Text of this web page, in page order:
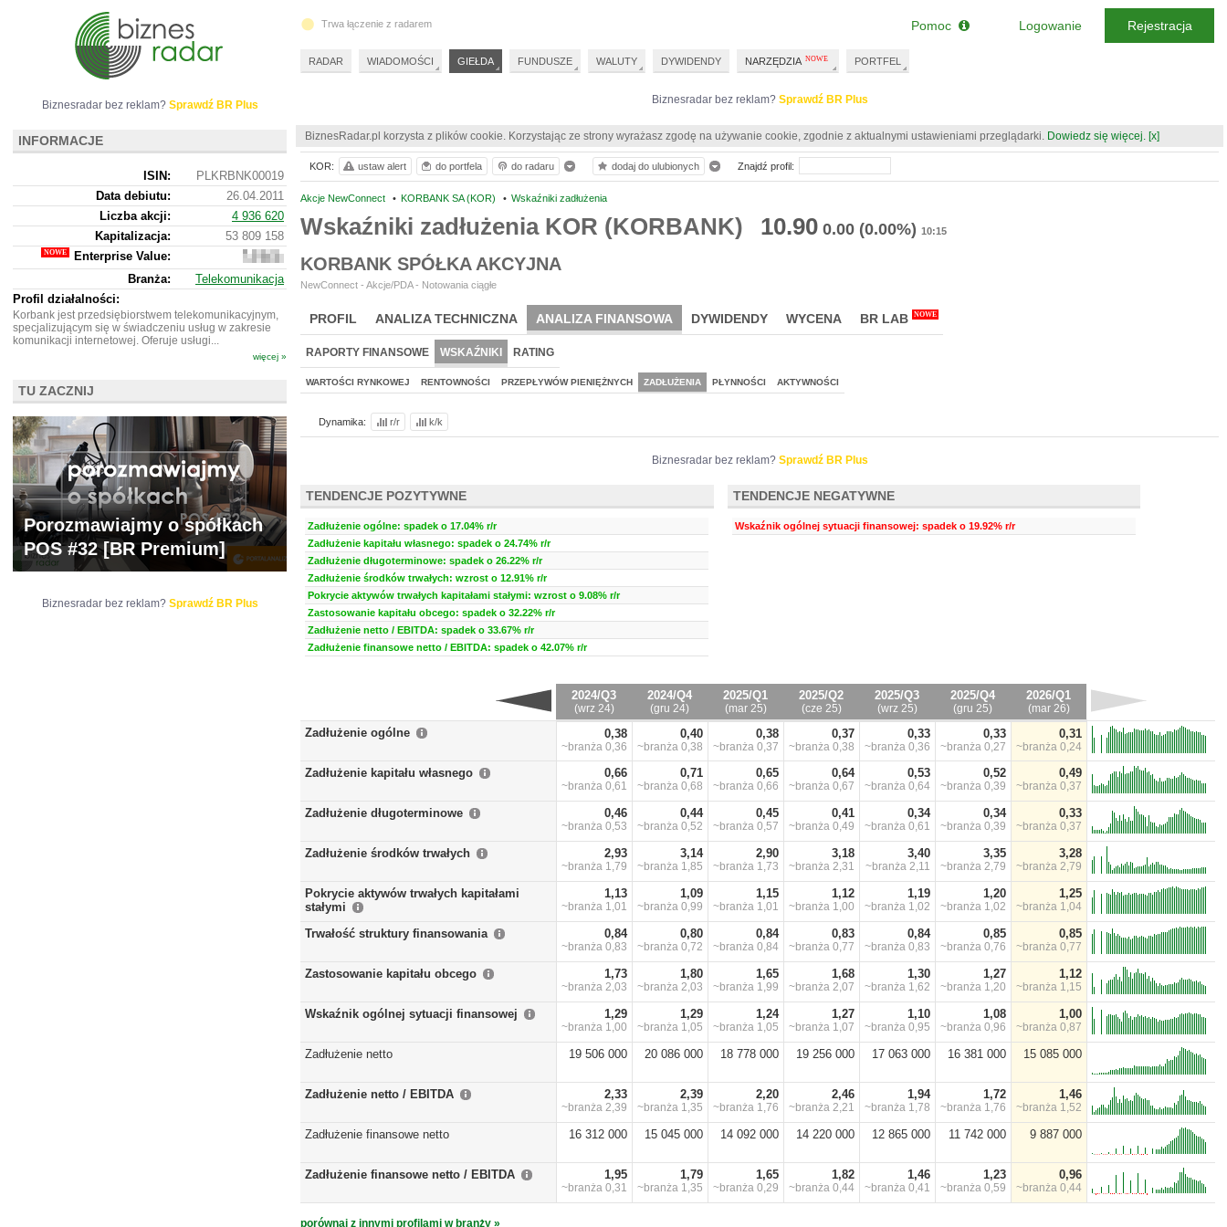
Biznesradar bez reklam? Sprawdź BR Plus
BiznesRadar.pl korzysta z plików cookie. Korzystając ze strony wyrażasz zgodę na używanie cookie, zgodnie z aktualnymi ustawieniami przeglądarki. Dowiedz się więcej. [x]
Akcje NewConnect • KORBANK SA (KOR) • Wskaźniki zadłużenia
Wskaźniki zadłużenia KOR (KORBANK) 10.90 0.00 (0.00%) 10:15
KORBANK SPÓŁKA AKCYJNA
NewConnect - Akcje/PDA - Notowania ciągłe
PROFIL ANALIZA TECHNICZNA ANALIZA FINANSOWA DYWIDENDY WYCENA BR LAB NOWE
RAPORTY FINANSOWE WSKAŹNIKI RATING
WARTOŚCI RYNKOWEJ RENTOWNOŚCI PRZEPŁYWÓW PIENIĘŻNYCH ZADŁUŻENIA PŁYNNOŚCI AKTYWNOŚCI
Dynamika: r/r k/k
Biznesradar bez reklam? Sprawdź BR Plus
TENDENCJE POZYTYWNE
Zadłużenie ogólne: spadek o 17.04% r/r
Zadłużenie kapitału własnego: spadek o 24.74% r/r
Zadłużenie długoterminowe: spadek o 26.22% r/r
Zadłużenie środków trwałych: wzrost o 12.91% r/r
Pokrycie aktywów trwałych kapitałami stałymi: wzrost o 9.08% r/r
Zastosowanie kapitału obcego: spadek o 32.22% r/r
Zadłużenie netto / EBITDA: spadek o 33.67% r/r
Zadłużenie finansowe netto / EBITDA: spadek o 42.07% r/r
TENDENCJE NEGATYWNE
Wskaźnik ogólnej sytuacji finansowej: spadek o 19.92% r/r
2024/Q3
(wrz 24)
2024/Q4
(gru 24)
2025/Q1
(mar 25)
2025/Q2
(cze 25)
2025/Q3
(wrz 25)
2025/Q4
(gru 25)
2026/Q1
(mar 26)
Zadłużenie ogólne 0,38
~branża 0,36
0,40
~branża 0,38
0,38
~branża 0,37
0,37
~branża 0,38
0,33
~branża 0,36
0,33
~branża 0,27
0,31
~branża 0,24
Zadłużenie kapitału własnego 0,66
~branża 0,61
0,71
~branża 0,68
0,65
~branża 0,66
0,64
~branża 0,67
0,53
~branża 0,64
0,52
~branża 0,39
0,49
~branża 0,37
Zadłużenie długoterminowe 0,46
~branża 0,53
0,44
~branża 0,52
0,45
~branża 0,57
0,41
~branża 0,49
0,34
~branża 0,61
0,34
~branża 0,39
0,33
~branża 0,37
Zadłużenie środków trwałych 2,93
~branża 1,79
3,14
~branża 1,85
2,90
~branża 1,73
3,18
~branża 2,31
3,40
~branża 2,11
3,35
~branża 2,79
3,28
~branża 2,79
Pokrycie aktywów trwałych kapitałami
stałymi
1,13
~branża 1,01
1,09
~branża 0,99
1,15
~branża 1,01
1,12
~branża 1,00
1,19
~branża 1,02
1,20
~branża 1,02
1,25
~branża 1,04
Trwałość struktury finansowania 0,84
~branża 0,83
0,80
~branża 0,72
0,84
~branża 0,84
0,83
~branża 0,77
0,84
~branża 0,83
0,85
~branża 0,76
0,85
~branża 0,77
Zastosowanie kapitału obcego 1,73
~branża 2,03
1,80
~branża 2,03
1,65
~branża 1,99
1,68
~branża 2,07
1,30
~branża 1,62
1,27
~branża 1,20
1,12
~branża 1,15
Wskaźnik ogólnej sytuacji finansowej 1,29
~branża 1,00
1,29
~branża 1,05
1,24
~branża 1,05
1,27
~branża 1,07
1,10
~branża 0,95
1,08
~branża 0,96
1,00
~branża 0,87
Zadłużenie netto 19 506 000 20 086 000 18 778 000 19 256 000 17 063 000 16 381 000 15 085 000
Zadłużenie netto / EBITDA 2,33
~branża 2,39
2,39
~branża 1,35
2,20
~branża 1,76
2,46
~branża 2,21
1,94
~branża 1,78
1,72
~branża 1,76
1,46
~branża 1,52
Zadłużenie finansowe netto 16 312 000 15 045 000 14 092 000 14 220 000 12 865 000 11 742 000 9 887 000
Zadłużenie finansowe netto / EBITDA 1,95
~branża 0,31
1,79
~branża 1,35
1,65
~branża 0,29
1,82
~branża 0,44
1,46
~branża 0,41
1,23
~branża 0,59
0,96
~branża 0,44
porównaj z innymi profilami w branży »
KOR: ustaw alert do portfela do radaru dodaj do ulubionych Znajdź profil:
Biznesradar bez reklam? Sprawdź BR Plus
INFORMACJE
ISIN:
PLKRBNK00019
Data debiutu:
26.04.2011
Liczba akcji:
4 936 620
Kapitalizacja:
53 809 158
Enterprise Value:
63
696
158
Branża:
Telekomunikacja
Profil działalności:
Korbank jest przedsiębiorstwem telekomunikacyjnym,
specjalizującym się w świadczeniu usług w zakresie
komunikacji internetowej. Oferuje usługi...
więcej »
TU ZACZNIJ
Porozmawiajmy o spółkach
POS #32 [BR Premium]
Biznesradar bez reklam? Sprawdź BR Plus
Trwa łączenie z radarem
RADAR WIADOMOŚCI GIEŁDA FUNDUSZE WALUTY DYWIDENDY NARZĘDZIA PORTFEL
Pomoc Logowanie Rejestracja